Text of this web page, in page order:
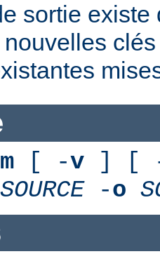
sortie
[ -v ] [
-o